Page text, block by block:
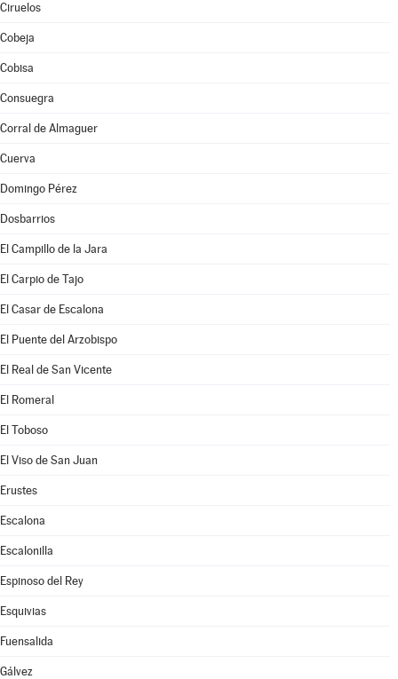
Ciruelos
Cobeja
Cobisa
Consuegra
Corral de Almaguer
Cuerva
Domingo Pérez
Dosbarrios
El Campillo de la Jara
El Carpio de Tajo
El Casar de Escalona
El Puente del Arzobispo
El Real de San Vicente
El Romeral
El Toboso
El Viso de San Juan
Erustes
Escalona
Escalonilla
Espinoso del Rey
Esquivias
Fuensalida
Gálvez